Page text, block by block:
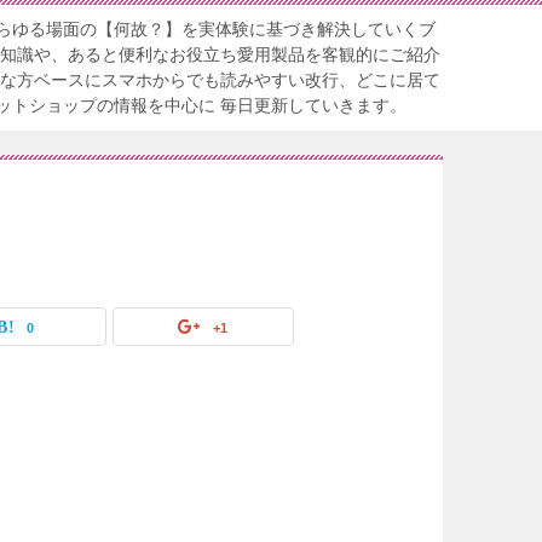
ゆる場面の【何故？】を実体験に基づき解決していくブ
識や、あると便利なお役立ち愛用製品を客観的にご紹介
方ベースにスマホからでも読みやすい改行、どこに居て
ショップの情報を中心に 毎日更新していきます。
0 +1